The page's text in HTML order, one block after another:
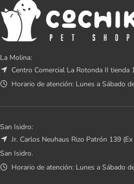
La Molina:
Centro Comercial La Rotonda II tienda
Horario de atención: Lunes a Sábado
San Isidro:
Jr. Carlos Neuhaus Rizo Patrón 139
San Isidro.
Horario de atención: Lunes a Sábado